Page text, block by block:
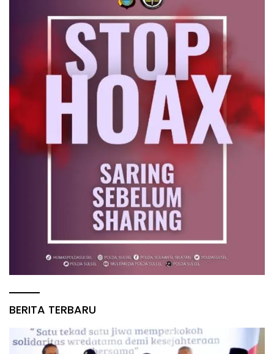
BERITA TERBARU